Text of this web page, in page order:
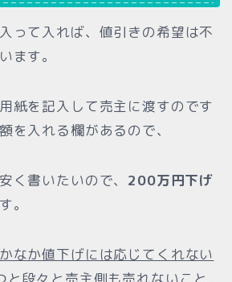
って入れば、値引きの希望は不
ます。
紙を記入して売主に渡すのです
を入れる欄があるので、
く書いたいので、 200万円下げ
。
なか値下げには応じてくれない
と段々と売主側も売れないこと